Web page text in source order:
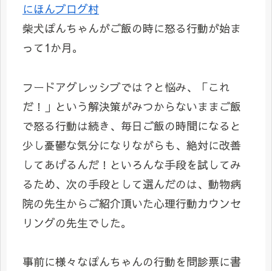
にほんブログ村
柴犬ぽんちゃんがご飯の時に怒る行動が始ま
って1か月。
フードアグレッシブでは？と悩み、「これ
だ！」という解決策がみつからないままご飯
で怒る行動は続き、毎日ご飯の時間になると
少し憂鬱な気分になりながらも、絶対に改善
してあげるんだ！といろんな手段を試してみ
るため、次の手段として選んだのは、動物病
院の先生からご紹介頂いた心理行動カウンセ
リングの先生でした。
事前に様々なぽんちゃんの行動を問診票に書